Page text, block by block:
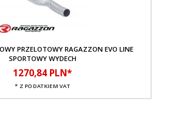
PRZELOTOWY RAGAZZON EVO LINE
SPORTOWY WYDECH
1270,84 PLN*
* Z PODATKIEM VAT